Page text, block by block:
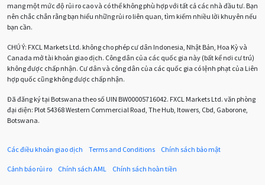
CHF COVI-19 COVID-19 CPI Charles Dow
Chuyên gia cố vấn Chuyên gia tư vấn
Con số xu hướng Các mức Fibonacci Cắt lỗ
mang một mức độ rủi ro cao và có thể không phù hợp với tất cả các nhà đầu tư. Bạn
nên chắc chắn rằng bạn hiểu những rủi ro liên quan, tìm kiếm nhiều lời khuyên nếu
bạn cần.
CHÚ Ý: FXCL Markets Ltd. không cho phép cư dân Indonesia, Nhật Bản, Hoa Kỳ và
Canada mở tài khoản giao dịch. Công dân của các quốc gia này (bất kể nơi cư trú)
không được chấp nhận. Cư dân và công dân của các quốc gia có lệnh phạt của Liên
hợp quốc cũng không được chấp nhận.
Đã đăng ký tại Botswana theo số UIN BW00005716042. FXCL Markets Ltd. văn phòng
đại diện: Plot 54368 Western Commercial Road, The Hub, Itowers, Cbd, Gaborone,
Botswana.
Các điều khoản giao dịch Terms and Conditions Chính sách bảo mật
Cảnh báo rủi ro Chính sách AML Chính sách hoàn tiền